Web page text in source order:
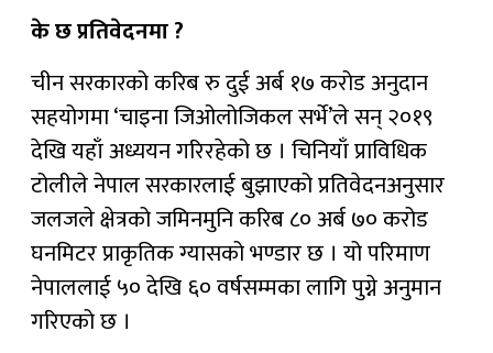
के छ प्रतिवेदनमा ?
चीन सरकारको करिब रु दुई अर्ब १७ करोड अनुदान
सहयोगमा ‘चाइना जिओलोजिकल सर्भे’ले सन् २०१९
देखि यहाँ अध्ययन गरिरहेको छ । चिनियाँ प्राविधिक
टोलीले नेपाल सरकारलाई बुझाएको प्रतिवेदनअनुसार
जलजले क्षेत्रको जमिनमुनि करिब ८० अर्ब ७० करोड
घनमिटर प्राकृतिक ग्यासको भण्डार छ । यो परिमाण
नेपाललाई ५० देखि ६० वर्षसम्मका लागि पुग्ने अनुमान
गरिएको छ ।